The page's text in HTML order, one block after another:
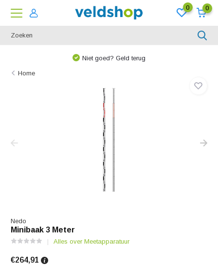
0 0
Niet goed? Geld terug
Home
Nedo
Minibaak 3 Meter
Alles over Meetapparatuur
€264,91